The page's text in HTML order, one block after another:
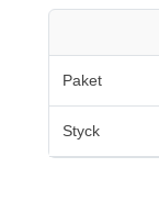
Paket
Styck